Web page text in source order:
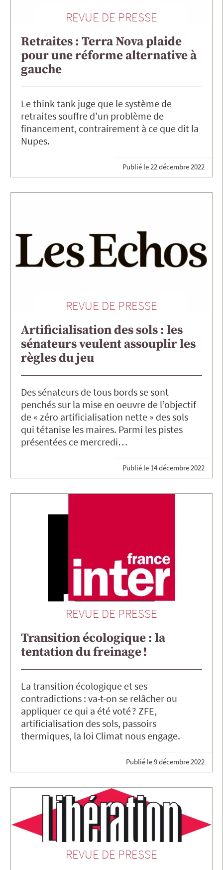
REVUE DE PRESSE
Retraites : Terra Nova plaide
pour une réforme alternative à
gauche
Le think tank juge que le système de
retraites souffre d’un problème de
financement, contrairement à ce que dit la
Nupes.
Publié le22 décembre 2022
REVUE DE PRESSE
Artificialisation des sols : les
sénateurs veulent assouplir les
règles du jeu
Des sénateurs de tous bords se sont
penchés sur la mise en oeuvre de l’objectif
de « zéro artificialisation nette » des sols
qui tétanise les maires. Parmi les pistes
présentées ce mercredi…
Publié le 14 décembre 2022
REVUE DE PRESSE
Transition écologique : la
tentation du freinage !
La transition écologique et ses
contradictions : va-t-on se relâcher ou
appliquer ce qui a été voté ? ZFE,
artificialisation des sols, passoirs
thermiques, la loi Climat nous engage.
Publié le9 décembre 2022
REVUE DE PRESSE